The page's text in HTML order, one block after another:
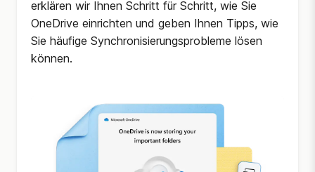
erklären wir Ihnen Schritt für Schritt, wie Sie
OneDrive einrichten und geben Ihnen Tipps, wie
Sie häufige Synchronisierungsprobleme lösen
können.